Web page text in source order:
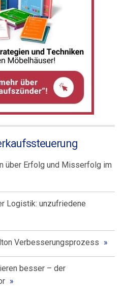
über Erfolg und Misserfolg im
Logistik: unzufriedene
Verbesserungsprozess
besser – der